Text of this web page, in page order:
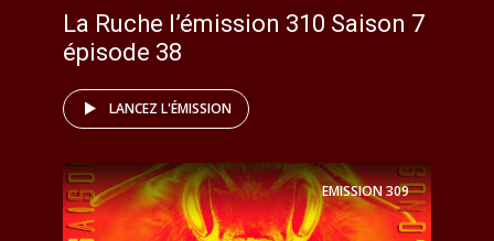
La Ruche l’émission 310 Saison 7
épisode 38
LANCEZ L'ÉMISSION
EMISSION309